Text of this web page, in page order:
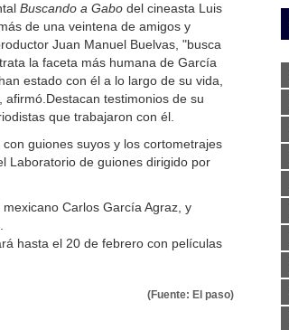
Buscando a Gabo del cineasta Luis
de una veintena de amigos y
Juan Manuel Buelvas, "busca
la faceta más humana de García
estado con él a lo largo de su vida,
testimonios de su
que trabajaron con él.
guiones suyos y los cortometrajes
Laboratorio de guiones dirigido por
mexicano Carlos García Agraz, y
hasta el 20 de febrero con películas
(Fuente: El paso)